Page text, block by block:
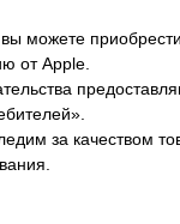
можете
от Apple.
за качеством